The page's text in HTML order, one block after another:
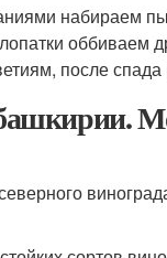
набираем
оббиваем
после